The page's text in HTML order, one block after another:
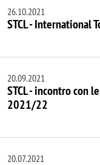
26.10.2021
STCL - International
20.09.2021
STCL - incontro con
2021/22
20.07.2021